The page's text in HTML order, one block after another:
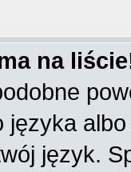
na
języka
język.